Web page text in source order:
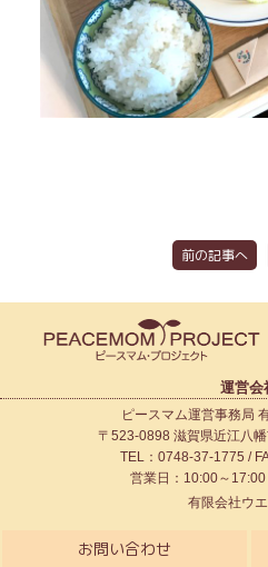
前の記事へ
運営会
ピースマム運営事務局
〒523-0898 滋賀県近江八
TEL：0748-37-1775 /
営業日：10:00～
有限会社ウ
お問い合わせ